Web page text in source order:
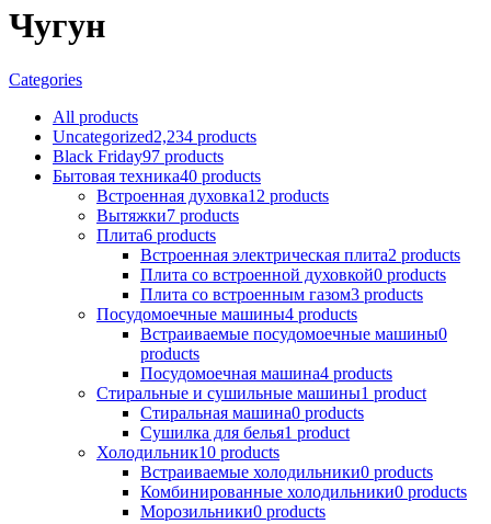
Чугун
Categories
All products
Uncategorized2,234 products
Black Friday97 products
Бытовая техника40 products
Встроенная духовка12 products
Вытяжки7 products
Плита6 products
Встроенная электрическая плита2 products
Плита со встроенной духовкой0 products
Плита со встроенным газом3 products
Посудомоечные машины4 products
Встраиваемые посудомоечные машины0
products
Посудомоечная машина4 products
Стиральные и сушильные машины1 product
Стиральная машина0 products
Сушилка для белья1 product
Холодильник10 products
Встраиваемые холодильники0 products
Комбинированные холодильники0 products
Морозильники0 products